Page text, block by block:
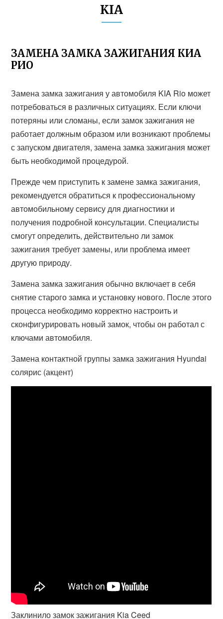
KIA
ЗАМЕНА ЗАМКА ЗАЖИГАНИЯ КИА
РИО
Замена замка зажигания у автомобиля KIA Rio может
потребоваться в различных ситуациях. Если ключи
потеряны или сломаны, если замок зажигания не
работает должным образом или возникают проблемы
с запуском двигателя, замена замка зажигания может
быть необходимой процедурой.
Прежде чем приступить к замене замка зажигания,
рекомендуется обратиться к профессиональному
автомобильному сервису для диагностики и
получения подробной консультации. Специалисты
смогут определить, действительно ли замок
зажигания требует замены, или проблема имеет
другую природу.
Замена замка зажигания обычно включает в себя
снятие старого замка и установку нового. После этого
процесса необходимо корректно настроить и
сконфигурировать новый замок, чтобы он работал с
ключами автомобиля.
Замена контактной группы замка зажигания Hyundai
солярис (акцент)
Заклинило замок зажигания Kia Ceed